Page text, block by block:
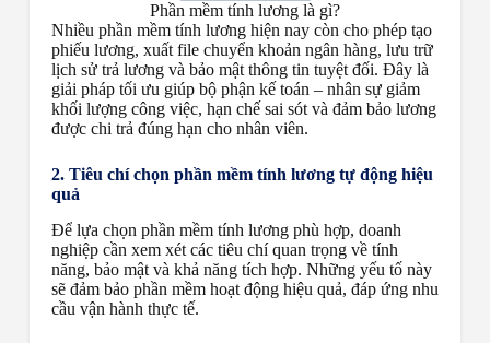
Phần mềm tính lương là gì?
Nhiều phần mềm tính lương hiện nay còn cho phép tạo
phiếu lương, xuất file chuyển khoản ngân hàng, lưu trữ
lịch sử trả lương và bảo mật thông tin tuyệt đối. Đây là
giải pháp tối ưu giúp bộ phận kế toán – nhân sự giảm
khối lượng công việc, hạn chế sai sót và đảm bảo lương
được chi trả đúng hạn cho nhân viên.
2. Tiêu chí chọn phần mềm tính lương tự động hiệu
quả
Để lựa chọn phần mềm tính lương phù hợp, doanh
nghiệp cần xem xét các tiêu chí quan trọng về tính
năng, bảo mật và khả năng tích hợp. Những yếu tố này
sẽ đảm bảo phần mềm hoạt động hiệu quả, đáp ứng nhu
cầu vận hành thực tế.